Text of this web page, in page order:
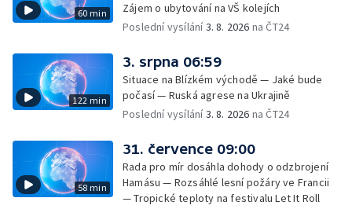
60 min
Zájem o ubytování na VŠ kolejích
Poslední vysílání3. 8. 2026 na ČT24
122 min
3. srpna 06:59
Situace na Blízkém východě — Jaké bude
počasí — Ruská agrese na Ukrajině
Poslední vysílání3. 8. 2026 na ČT24
58 min
31. července 09:00
Rada pro mír dosáhla dohody o odzbrojení
Hamásu — Rozsáhlé lesní požáry ve Francii
— Tropické teploty na festivalu Let It Roll